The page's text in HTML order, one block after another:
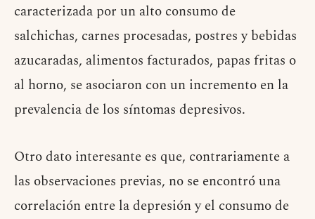
caracterizada por un alto consumo de
salchichas, carnes procesadas, postres y bebidas
azucaradas, alimentos facturados, papas fritas o
al horno, se asociaron con un incremento en la
prevalencia de los síntomas depresivos.
Otro dato interesante es que, contrariamente a
las observaciones previas, no se encontró una
correlación entre la depresión y el consumo de